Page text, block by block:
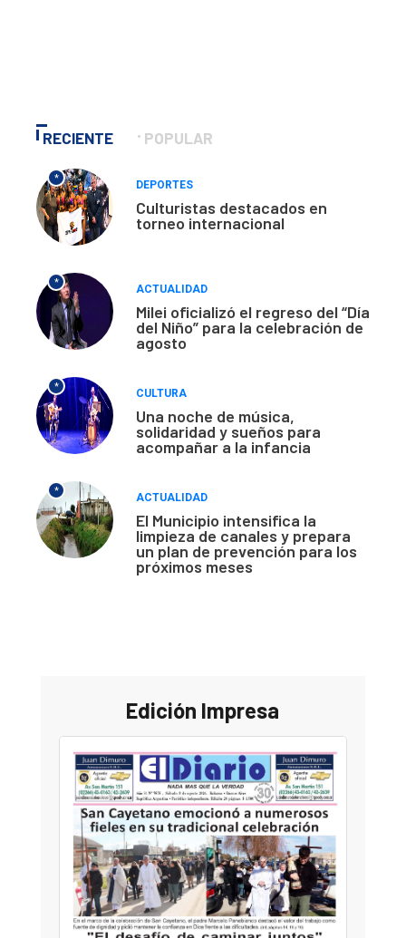
RECIENTE POPULAR
*
DEPORTES
Culturistas destacados en
torneo internacional
*
ACTUALIDAD
Milei oficializó el regreso del “Día
del Niño” para la celebración de
agosto
*
CULTURA
Una noche de música,
solidaridad y sueños para
acompañar a la infancia
*
ACTUALIDAD
El Municipio intensifica la
limpieza de canales y prepara
un plan de prevención para los
próximos meses
Edición Impresa